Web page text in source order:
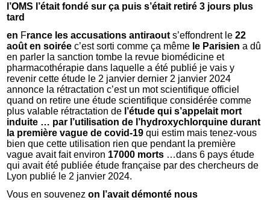
l’OMS l’était fondé sur ça puis s’était retiré 3 jours plus
tard
en France les accusations antiraout s’effondrent le22
août en soirée c’est sorti comme ça même le Parisien a dû
en parler la sanction tombe la revue biomédicine et
pharmacothérapie dans laquelle a été publié je vais y
revenir cette étude le 2 janvier dernier 2 janvier 2024
annonce la rétractation c’est un mot scientifique officiel
quand on retire une étude scientifique considérée comme
plus valable rétractation de l’étude qui s’appelait mort
induite … par l’utilisation de l’hydroxychlorquine durant
la première vague de covid-19 qui estim mais tenez-vous
bien que cette utilisation rien que pendant la première
vague avait fait environ 17000 morts …dans 6 pays étude
qui avait été publiée étude française par des chercheurs de
Lyon publié le 2 janvier 2024.
Vous en souvenezon l’avait démonté nous